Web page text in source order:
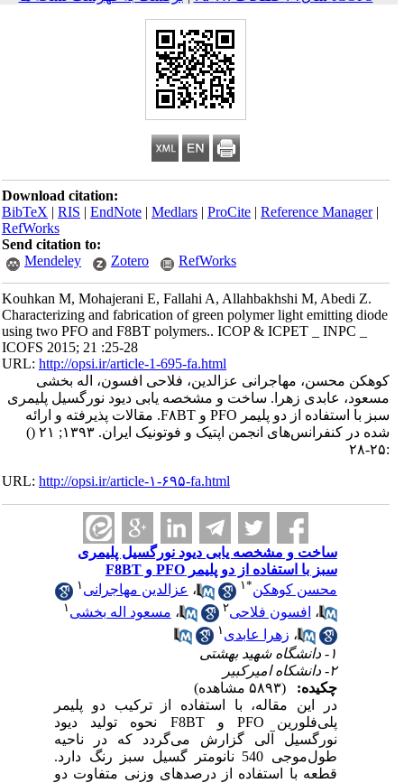
Download citation:
BibTeX|RIS|EndNote|Medlars|ProCite|Reference Manager
RefWorks
Send citation to:
Mendeley
Zotero RefWorks
Kouhkan M, Mohajerani E, Fallahi A, Allahbakhshi M, Abedi Z.
Characterizing and fabrication of green polymer light emitting diode
using two PFO and F8BT polymers.. ICOP & ICPET _ INPC _
ICOFS 2015; 21 :25-28
URL:http://opsi.ir/article-1-695-fa.html
کوهکن محسن، مهاجرانی عزالدین، فلاحی افسون، اله بخشی
مسعود، عابدی زهرا. ساخت و مشخصه یابی دیود نورگسیل پلیمری
سبز با استفاده از دو پلیمر PFO و F۸BT. مقالات پذیرفته و ارائه
شده در کنفرانس‌های انجمن اپتیک و فوتونیک ایران. ۱۳۹۳; ۲۱
()
URL:http://opsi.ir/article-۱-۶۹۵-fa.html
ساخت و مشخصه یابی دیود نورگسیل پلیمری
سبز با استفاده از دو پلیمر PFO و F8BT
محسن کوهکن
۱ ،عزالدین مهاجرانی
،افسون فلاحی ،مسعود اله بخشی
،زهرا عابدی
چکیده:
در این مقاله، با استفاده از ترکیب دو پلیمر
پلی‌فلورین PFO و F8BT نحوه تولید دیود
نورگسیل آلی گزارش می‌گردد که در ناحیه
طول‌موجی 540 نانومتر گسیل سبز رنگ دارد.
قطعه با استفاده از درصدهای وزنی متفاوت دو